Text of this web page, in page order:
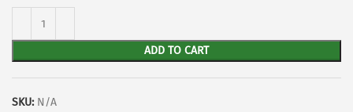
ADD TO CART
SKU: N/A